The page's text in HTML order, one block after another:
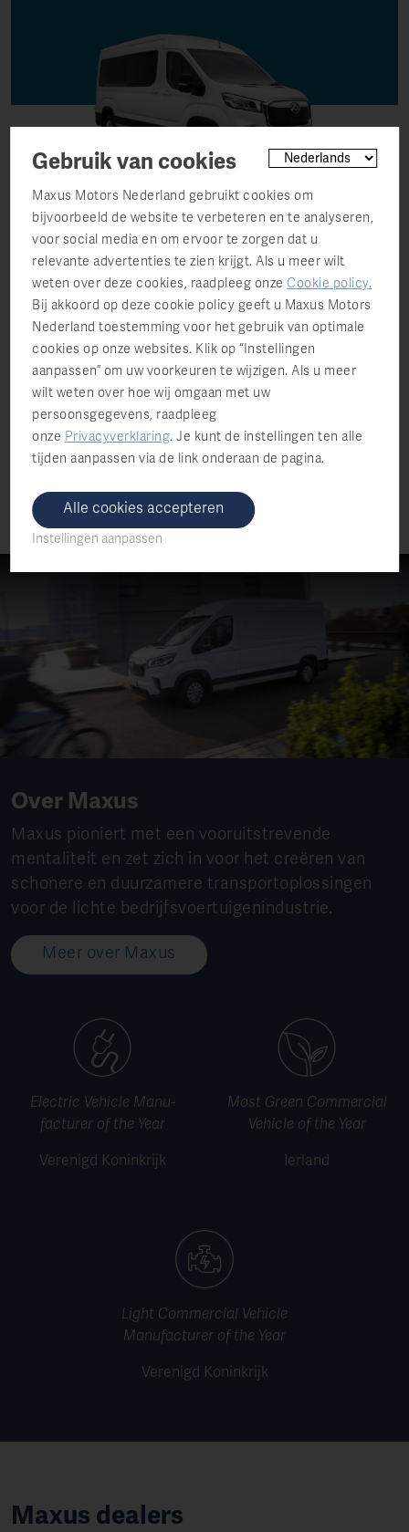
Tot 9 personen
Tot407 km rijbereik in stadsverkeer (WLTP)
Rolstoellift mogelijk
Tot 2.00 meter stahoogte
2 jaarfabrieksgarantie en8 jaarop de batterij
Direct leverbaar v.a. € 85.033,-*
Ontdek alle voordelen
Plan een proefrit
Over Maxus
Maxus pioniert met een vooruitstrevende
mentaliteit en zet zich in voor het creëren van
schonere en duurzamere transportoplossingen
voor de lichte bedrijfsvoertuigenindustrie.
Meer over Maxus
Electric Vehicle Manu­
facturer of the Year
Verenigd Koninkrijk
Most Green Commer­cial
Vehicle of the Year
Ierland
Light Commercial Vehicle
Manufacturer of the Year
Verenigd Koninkrijk
Maxus dealers
Gebruik van cookies
Maxus Motors Nederland gebruikt cookies om
bijvoorbeeld de website te verbeteren en te analyseren,
voor social media en om ervoor te zorgen dat u
relevante advertenties te zien krijgt. Als u meer wilt
weten over deze cookies, raadpleeg onzeCookie policy.
Bij akkoord op deze cookie policy geeft u Maxus Motors
Nederland toestemming voor het gebruik van optimale
cookies op onze websites. Klik op “Instellingen
aanpassen” om uw voorkeuren te wijzigen. Als u meer
wilt weten over hoe wij omgaan met uw
persoonsgegevens, raadpleeg
onze Privacyverklaring. Je kunt de instellingen ten alle
tijden aanpassen via de link onderaan de pagina.
Alle cookies accepteren
Instellingen aanpassen